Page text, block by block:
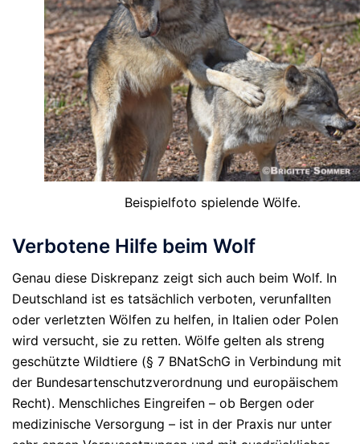
Beispielfoto spielende Wölfe.
Verbotene Hilfe beim Wolf
Genau diese Diskrepanz zeigt sich auch beim Wolf. In
Deutschland ist es tatsächlich verboten, verunfallten
oder verletzten Wölfen zu helfen, in Italien oder Polen
wird versucht, sie zu retten. Wölfe gelten als streng
geschützte Wildtiere (§ 7 BNatSchG in Verbindung mit
der Bundesartenschutzverordnung und europäischem
Recht). Menschliches Eingreifen – ob Bergen oder
medizinische Versorgung – ist in der Praxis nur unter